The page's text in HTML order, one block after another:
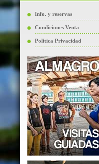
Info. y reservas
Condiciones Venta
Política Privacidad